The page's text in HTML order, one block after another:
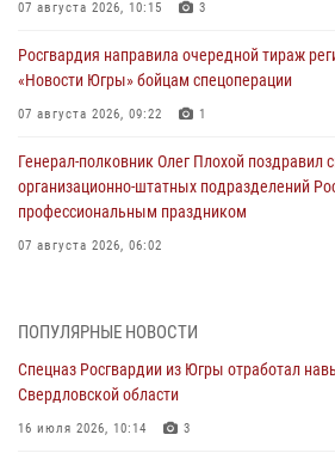
07 августа 2026, 10:15 3
Росгвардия направила очередной тираж
«Новости Югры» бойцам спецоперации
07 августа 2026, 09:22 1
Генерал-полковник Олег Плохой поздравил
организационно-штатных подразделений
профессиональным праздником
07 августа 2026, 06:02
Военнослужащие Росгвардии сбили дрон-
направлении
ПОПУЛЯРНЫЕ НОВОСТИ
Спецназ Росгвардии из Югры отработал
Свердловской области
16 июля 2026, 10:14 3